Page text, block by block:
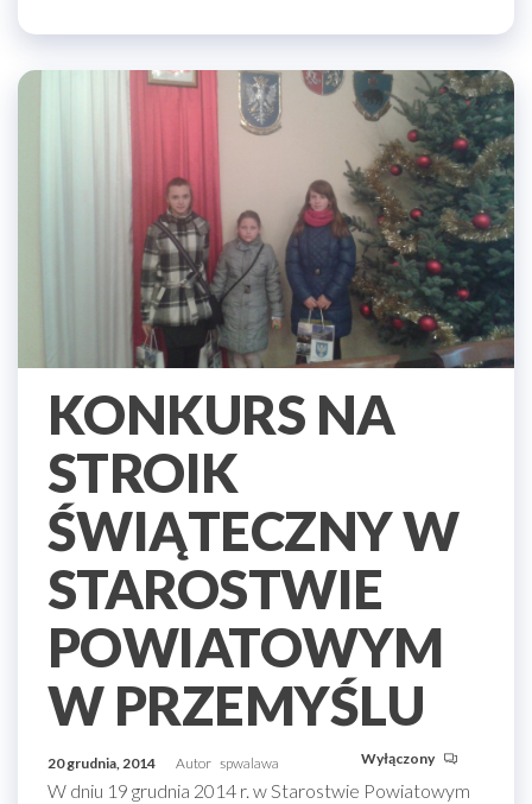
KONKURS NA
STROIK
ŚWIĄTECZNY W
STAROSTWIE
POWIATOWYM
W PRZEMYŚLU
20 grudnia, 2014 Autor spwalawa Wyłączony
W dniu 19 grudnia 2014 r. w Starostwie Powiatowym